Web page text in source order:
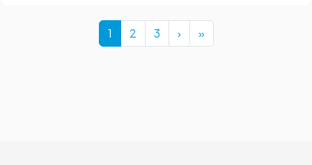
Current Page
1 Page
2 Page
3 › »